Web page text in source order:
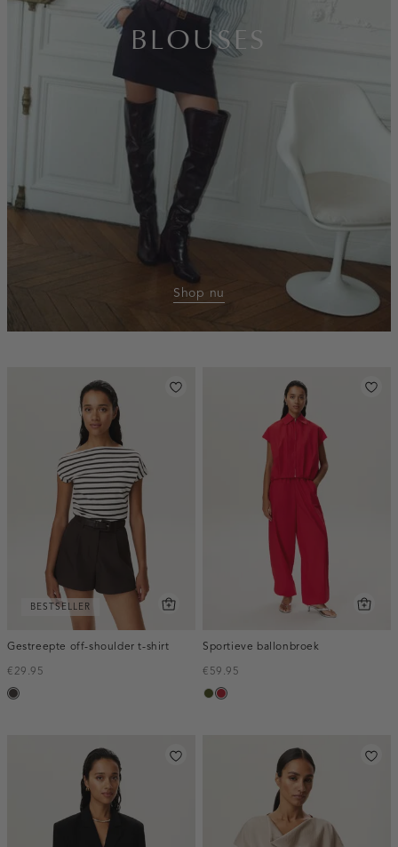
BLOUSES
Shop nu
BESTSELLER
Gestreepte off-shoulder t-shirt
€29.95
choco
Sportieve ballonbroek
€59.95
groen,
donkerrood